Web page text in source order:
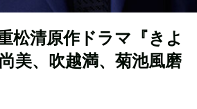
松清原作ドラマ『きよ
美、吹越満、菊池風磨